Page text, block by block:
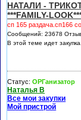
НАТАЛИ -
***FAMILY-
сп 165 раздача.сп166
Сообщений: 23678
В этой теме идет закупка.
Статус:ОРГанизатор
Наталья В
Все мои закупки
Мой пристрой